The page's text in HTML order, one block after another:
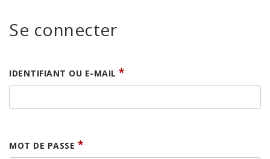
Se connecter
IDENTIFIANT OU E-MAIL *OBLIGATOIRE
MOT DE PASSE *OBLIGATOIRE